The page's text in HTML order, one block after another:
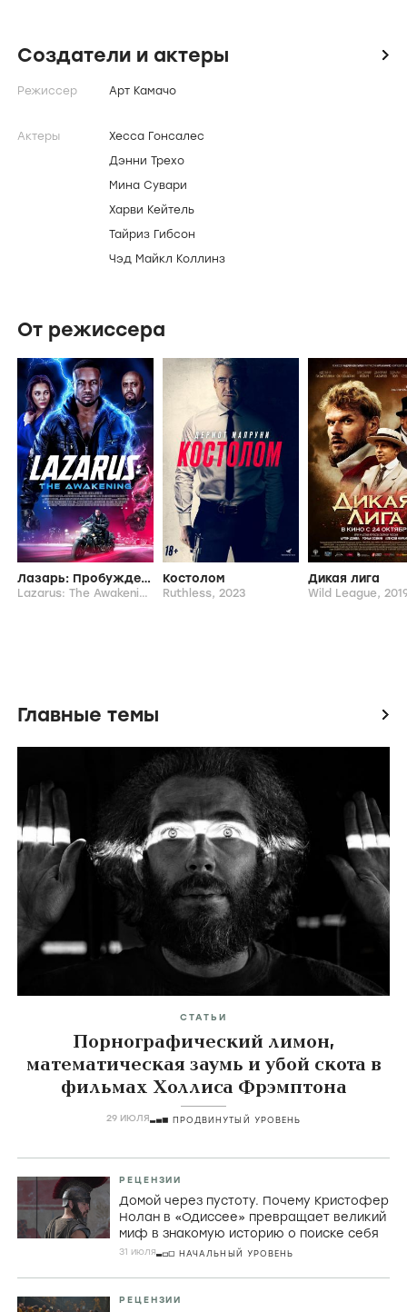
Создатели и актеры icon
Режиссер Арт Камачо
Актеры
Хесса Гонсалес
Дэнни Трехо
Мина Сувари
Харви Кейтель
Тайриз Гибсон
Чэд Майкл Коллинз
От режиссера
Лазарь: Пробуждение
Lazarus: The Awakening, 2026
Костолом
Ruthless, 2023
Дикая лига
Wild League,
Главные темы icon
СТАТЬИ
Порнографический лимон,
математическая заумь и убой скота в
фильмах Холлиса Фрэмптона
29 ИЮЛЯ ПРОДВИНУТЫЙ УРОВЕНЬ
РЕЦЕНЗИИ
Домой через пустоту. Почему Кристофер
Нолан в «Одиссее» превращает великий
миф в знакомую историю о поиске себя
31 июля НАЧАЛЬНЫЙ УРОВЕНЬ
РЕЦЕНЗИИ